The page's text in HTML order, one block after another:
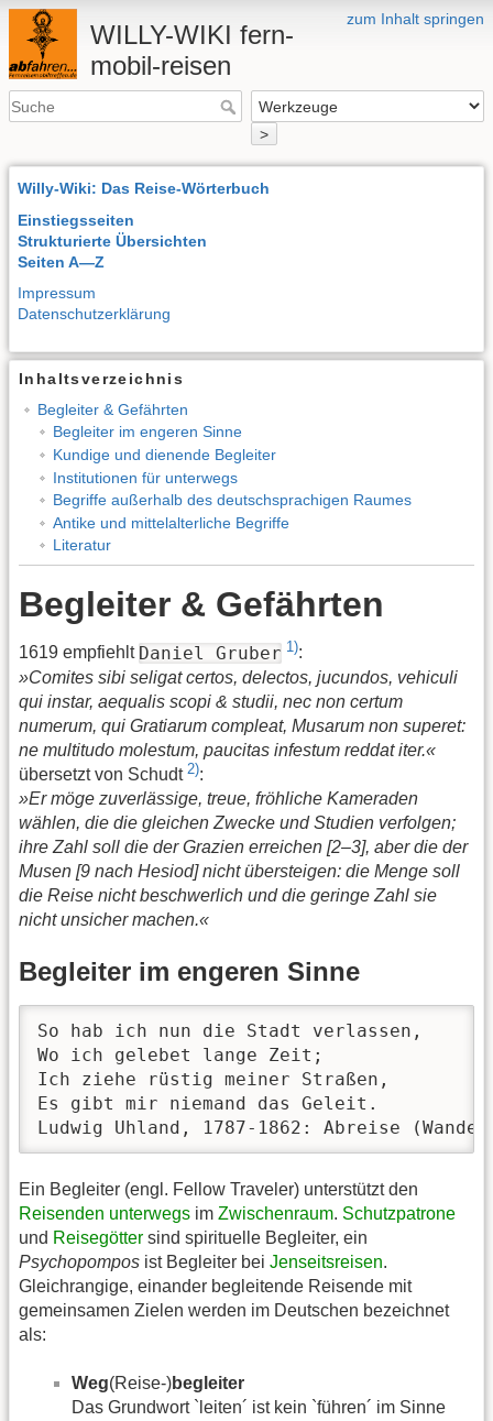
zum Inhalt springen
WILLY-WIKI fern-
mobil-reisen
>
Willy-Wiki: Das Reise-Wörterbuch
Einstiegsseiten
Strukturierte Übersichten
Seiten A—Z
Impressum
Datenschutzerklärung
Inhaltsverzeichnis
Begleiter & Gefährten
Begleiter im engeren Sinne
Kundige und dienende Begleiter
Institutionen für unterwegs
Begriffe außerhalb des deutschsprachigen Raumes
Antike und mittelalterliche Begriffe
Literatur
Begleiter & Gefährten
1619 empfiehlt Daniel Gruber 1):
»Comites sibi seligat certos, delectos, jucundos, vehiculi
qui instar, aequalis scopi & studii, nec non certum
numerum, qui Gratiarum compleat, Musarum non superet:
ne multitudo molestum, paucitas infestum reddat iter.«
übersetzt von Schudt 2):
»Er möge zuverlässige, treue, fröhliche Kameraden
wählen, die die gleichen Zwecke und Studien verfolgen;
ihre Zahl soll die der Grazien erreichen [2–3], aber die der
Musen [9 nach Hesiod] nicht übersteigen: die Menge soll
die Reise nicht beschwerlich und die geringe Zahl sie
nicht unsicher machen.«
Begleiter im engeren Sinne
So hab ich nun die Stadt verlassen,
Wo ich gelebet lange Zeit;
Ich ziehe rüstig meiner Straßen,
Es gibt mir niemand das Geleit.
Ludwig Uhland, 1787-1862: Abreise
Ein Begleiter (engl. Fellow Traveler) unterstützt den
Reisenden unterwegs im Zwischenraum. Schutzpatrone
und Reisegötter sind spirituelle Begleiter, ein
Psychopompos ist Begleiter bei Jenseitsreisen.
Gleichrangige, einander begleitende Reisende mit
gemeinsamen Zielen werden im Deutschen bezeichnet
als:
Weg(Reise-)begleiter
Das Grundwort `leiten´ ist kein `führen´ im Sinne